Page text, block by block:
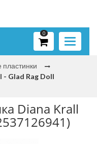
Toggle
0
- Glad Rag Doll
Diana Krall